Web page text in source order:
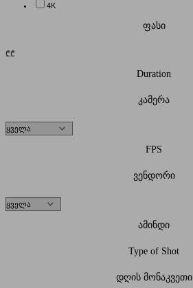
4K
ფასი
₾₾
Duration
კამერა
FPS
ვენდორი
ამინდი
Type of Shot
დღის მონაკვეთი